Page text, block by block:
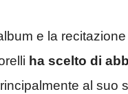
e la recitazione
ha scelto di
al suo